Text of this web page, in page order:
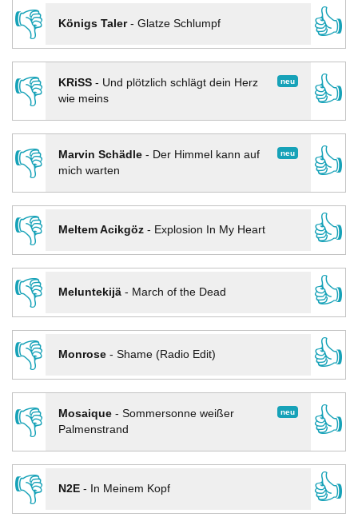
👎
Königs Taler- Glatze Schlumpf
👍
👎
neu
KRiSS- Und plötzlich schlägt dein Herz
wie meins
👍
👎 neu
Marvin Schädle- Der Himmel kann auf
mich warten
👍
👎
Meltem Acikgöz- Explosion In My Heart
👍
👎
Meluntekijä- March of the Dead
👍
👎
Monrose- Shame (Radio Edit)
👍
👎
neu
Mosaique- Sommersonne weißer
Palmenstrand
👍
👎
N2E- In Meinem Kopf
👍